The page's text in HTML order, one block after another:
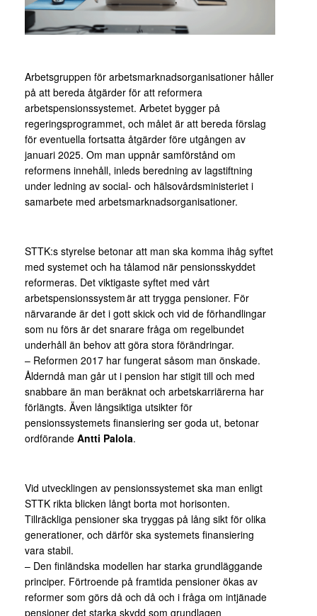
Arbetsgruppen för arbetsmarknadsorganisationer håller
på att bereda åtgärder för att reformera
arbetspensionssystemet. Arbetet bygger på
regeringsprogrammet, och målet är att bereda förslag
för eventuella fortsatta åtgärder före utgången av
januari 2025. Om man uppnår samförstånd om
reformens innehåll, inleds beredning av lagstiftning
under ledning av social- och hälsovårdsministeriet i
samarbete med arbetsmarknadsorganisationer.
STTK:s styrelse betonar att man ska komma ihåg syftet
med systemet och ha tålamod när pensionsskyddet
reformeras. Det viktigaste syftet med vårt
arbetspensionssystem är att trygga pensioner. För
närvarande är det i gott skick och vid de förhandlingar
som nu förs är det snarare fråga om regelbundet
underhåll än behov att göra stora förändringar.
– Reformen 2017 har fungerat såsom man önskade.
Ålderndå man går ut i pension har stigit till och med
snabbare än man beräknat och arbetskarriärerna har
förlängts. Även långsiktiga utsikter för
pensionssystemets finansiering ser goda ut, betonar
ordförande Antti Palola.
Vid utvecklingen av pensionssystemet ska man enligt
STTK rikta blicken långt borta mot horisonten.
Tillräckliga pensioner ska tryggas på lång sikt för olika
generationer, och därför ska systemets finansiering
vara stabil.
– Den finländska modellen har starka grundläggande
principer. Förtroende på framtida pensioner ökas av
reformer som görs då och då och i fråga om intjänade
pensioner det starka skydd som grundlagen